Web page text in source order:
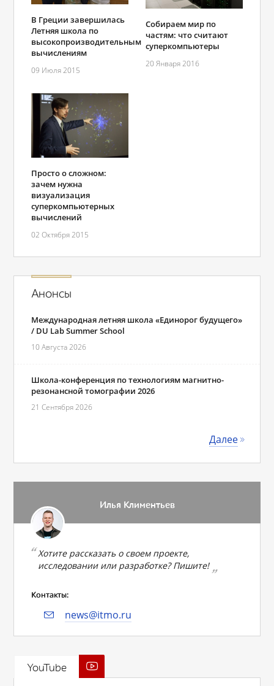
В Греции завершилась
Летняя школа по
высокопроизводительным
вычислениям
09 Июля 2015
Собираем мир по
частям: что считают
суперкомпьютеры
20 Января 2016
Просто о сложном:
зачем нужна
визуализация
суперкомпьютерных
вычислений
02 Октября 2015
Анонсы
Международная летняя школа «Единорог будущего»
/ DU Lab Summer School
10 Августа 2026
Школа-конференция по технологиям магнитно-
резонансной томографии 2026
21 Сентября 2026
Далее
Илья Климентьев
Хотите рассказать о своем проекте,
исследовании или разработке? Пишите!
Контакты:
news@itmo.ru
YouTube